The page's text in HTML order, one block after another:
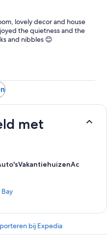
lovely decor and house
the quietness and the
and nibbles 😊
met
Vakantiehuizen
bij Expedia